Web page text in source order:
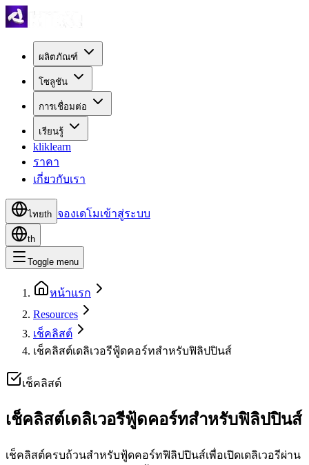
ผลิตภัณฑ์
โซลูชัน
การเชื่อมต่อ
เรียนรู้
kliklearn
ราคา
เกี่ยวกับเรา
ไทยth จองเดโมเข้าสู่ระบบ
th
Toggle menu
หน้าแรก
Resources
เช็คลิสต์
เช็คลิสต์เดลิเวอรีฟู้ดคอร์ทสำหรับฟิลิปปินส์
เช็คลิสต์
เช็คลิสต์เดลิเวอรีฟู้ดคอร์ทสำหรับฟิลิปปินส์
เช็คลิสต์ครบถ้วนสำหรับฟู้ดคอร์ทฟิลิปปินส์เพื่อเปิดเดลิเวอรีผ่าน